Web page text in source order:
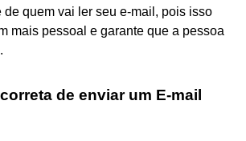
de quem vai ler seu e-mail, pois isso
mais pessoal e garante que a pessoa
de enviar um E-mail